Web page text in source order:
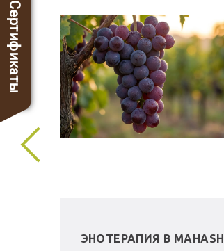
ЭНОТЕРАПИЯ В MAHASH
Сертификаты